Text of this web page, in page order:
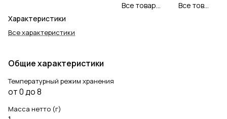
Характеристики
Все характеристики
Все товары Брест-Литовск Все товары категории
Общие характеристики
Температурный режим хранения
от 0 до 8
Масса нетто (г)